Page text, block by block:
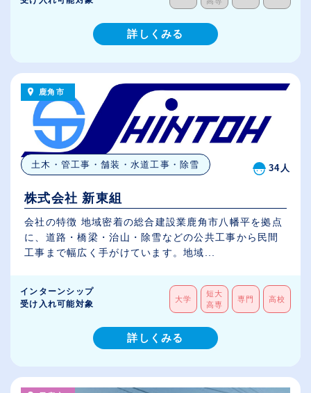
詳しくみる
鹿角市
土木・管工事・舗装・水道工事・除雪 34人
株式会社 新東組
会社の特徴 地域密着の総合建設業鹿角市八幡平を拠点
に、道路・橋梁・治山・除雪などの公共工事から民間
工事まで幅広く手がけています。地域...
インターンシップ
受け入れ可能対象
大学
短大
高専
専門 高校
詳しくみる